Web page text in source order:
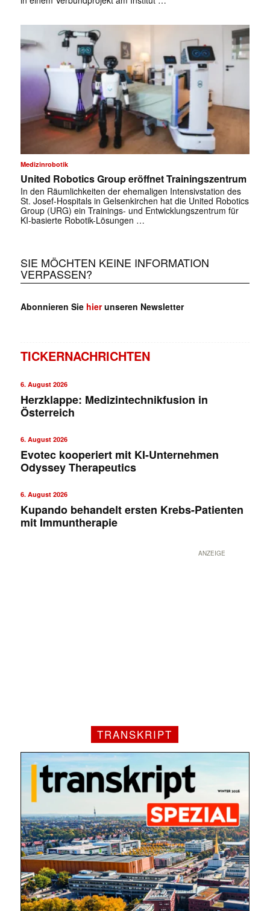
Mit dem |transkript-Newsletter
jede Woche aktuell informiert.
✕
Medizinrobotik
United Robotics Group eröffnet Trainingszentrum
In den Räumlichkeiten der ehemaligen Intensivstation des
St. Josef-Hospitals in Gelsenkirchen hat die United Robotics
Group (URG) ein Trainings- und Entwicklungszentrum für
KI-basierte Robotik-Lösungen …
SIE MÖCHTEN KEINE INFORMATION
VERPASSEN?
Abonnieren Sie hierunseren Newsletter
TICKERNACHRICHTEN
6. August 2026
Herzklappe: Medizintechnikfusion in
Österreich
6. August 2026
Evotec kooperiert mit KI-Unternehmen
Odyssey Therapeutics
6. August 2026
Kupando behandelt ersten Krebs-Patienten
mit Immuntherapie
ANZEIGE
TRANSKRIPT